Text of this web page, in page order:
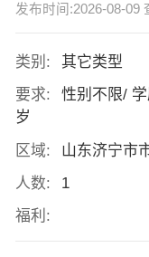
发布时间:2026-08-09
类别:
其它类型
要求:
性别不限/
岁
区域:
山东济宁市
人数:
1
福利: